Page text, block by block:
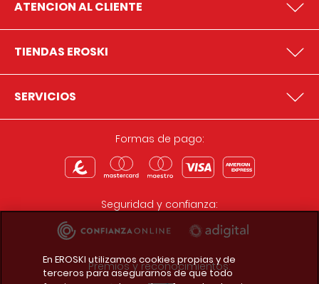
ATENCION AL CLIENTE
TIENDAS EROSKI
SERVICIOS
Formas de pago:
Seguridad y confianza:
Premios y reconocimientos:
En EROSKI utilizamos cookies propias y de
terceros para asegurarnos de que todo